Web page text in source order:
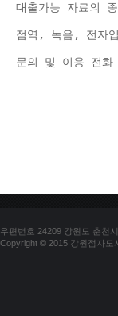
대출가능 자료의
점역, 녹음, 전자
문의 및 이용 전
우편번호 24209 강원도 춘천
Copyright © 2015 강원점자도